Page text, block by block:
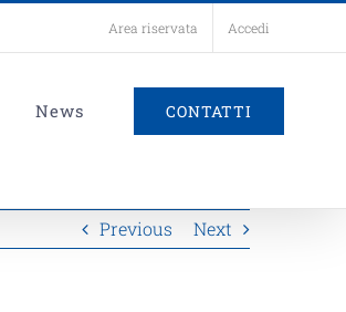
Area riservata Accedi
News CONTATTI
Previous Next